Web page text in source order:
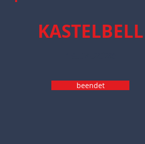
KASTELBELL
beendet